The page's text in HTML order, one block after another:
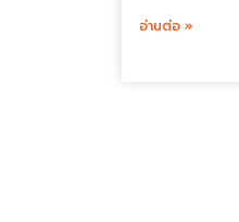
อ่านต่อ »